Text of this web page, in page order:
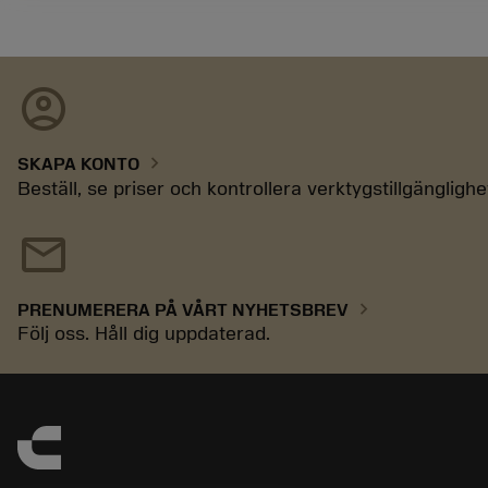
account_circle
SKAPA KONTO chevron_right
Beställ, se priser och kontrollera
mail
PRENUMERERA PÅ VÅRT NYHETSBREV chevron_right
Följ oss. Håll dig uppdaterad.